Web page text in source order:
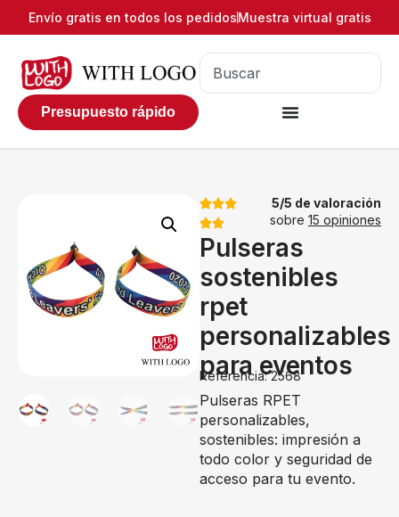
Envío gratis en todos los pedidosMuestra virtual gratis
Presupuesto rápido
5/5 de valoración
sobre 15 opiniones
Pulseras
sostenibles
rpet
personalizables
para eventos
Referencia: 2568
Pulseras RPET
personalizables,
sostenibles: impresión a
todo color y seguridad de
acceso para tu evento.